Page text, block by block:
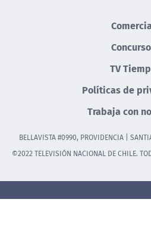
TV
Políticas de
Trabaja con
BELLAVISTA #0990, PROVIDENCIA |
©2022 TELEVISIÓN NACIONAL DE CHILE.